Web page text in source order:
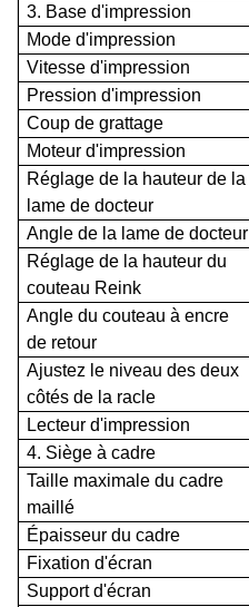
3. Base d'impression
Mode d'impression
Vitesse d'impression
Pression d'impression
Coup de grattage
Moteur d'impression
Réglage de la hauteur de la
lame de docteur
Angle de la lame de docteur
Réglage de la hauteur du
couteau Reink
Angle du couteau à encre
de retour
Ajustez le niveau des deux
côtés de la racle
Lecteur d'impression
4. Siège à cadre
Taille maximale du cadre
maillé
Épaisseur du cadre
Fixation d'écran
Support d'écran